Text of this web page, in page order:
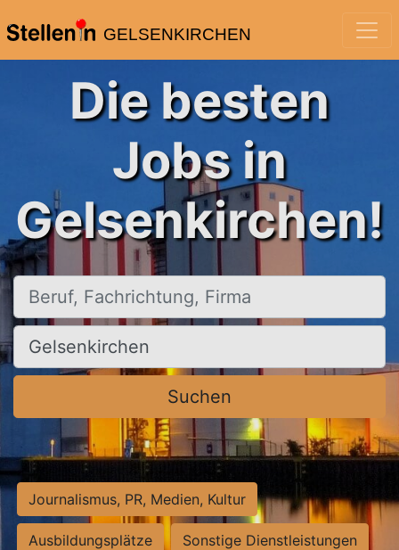
GELSENKIRCHEN
Die besten
Jobs in
Gelsenkirchen!
Beruf, Fachrichtung, Firma
Ort, Stadt
Suchen
Journalismus, PR, Medien, Kultur
Ausbildungsplätze Sonstige Dienstleistungen